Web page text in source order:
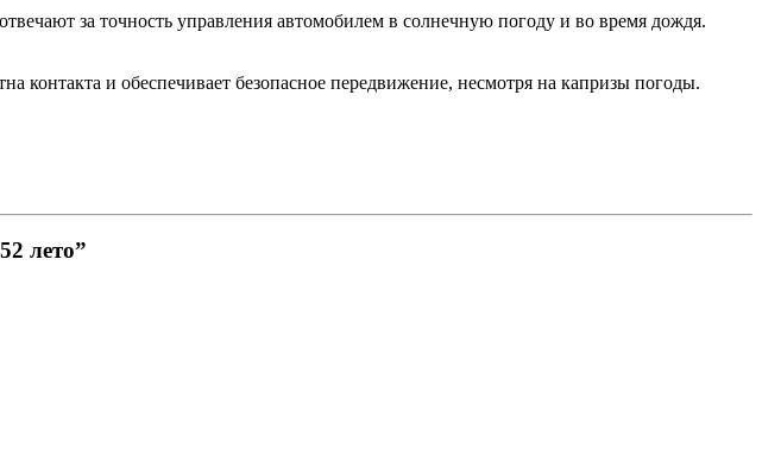
за точность управления автомобилем в солнечную погоду и во время дождя.
контакта и обеспечивает безопасное передвижение, несмотря на капризы погоды.
лето”